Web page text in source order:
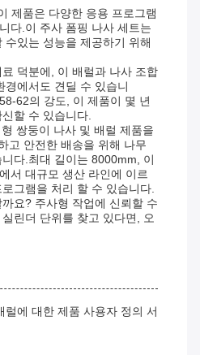
제품은 다양한 응용 프로그램
다.이 주사 폼핑 나사 세트는
수있는 성능을 제공하기 위해
덕분에, 이 배럴과 나사 조합
경에서도 견딜 수 있습니
62의 강도, 이 제품이 몇 년
할 수 있습니다.
쌍둥이 나사 및 배럴 제품을
고 안전한 배송을 위해 나무
다.최대 길이는 8000mm, 이
서 대규모 생산 라인에 이르
그램을 처리 할 수 있습니다.
요? 주사형 작업에 신뢰할 수
린더 단위를 찾고 있다면, 오
럴에 대한 제품 사용자 정의 서